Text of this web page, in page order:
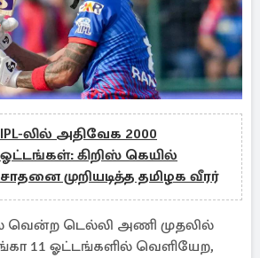
IPL-லில் அதிவேக 2000
ஓட்டங்கள்: கிறிஸ் கெயில்
சாதனை முறியடித்த தமிழக வீரர்
வென்ற டெல்லி அணி முதலில்
11 ஓட்டங்களில் வெளியேற,